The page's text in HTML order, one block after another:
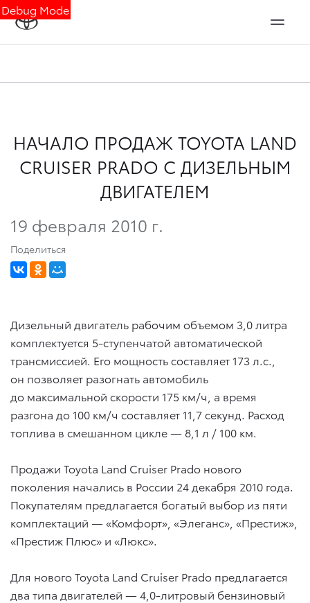
Debug Mode
НАЧАЛО ПРОДАЖ TOYOTA LAND
CRUISER PRADO С ДИЗЕЛЬНЫМ
ДВИГАТЕЛЕМ
19 февраля 2010 г.
Поделиться
Дизельный двигатель рабочим объемом 3,0 литра
комплектуется 5-ступенчатой автоматической
трансмиссией. Его мощность составляет 173 л.с.,
он позволяет разогнать автомобиль
до максимальной скорости 175 км/ч, а время
разгона до 100 км/ч составляет 11,7 секунд. Расход
топлива в смешанном цикле — 8,1 л / 100 км.
Продажи Toyota Land Cruiser Prado нового
поколения начались в России 24 декабря 2010 года.
Покупателям предлагается богатый выбор из пяти
комплектаций — «Комфорт», «Элеганс», «Престиж»,
«Престиж Плюс» и «Люкс».
Для нового Toyota Land Cruiser Prado предлагается
два типа двигателей — 4,0-литровый бензиновый